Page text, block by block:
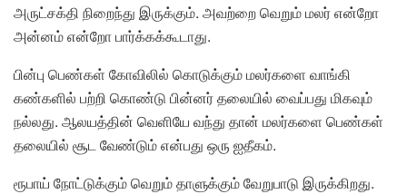
அருட்சக்தி நிறைந்து இருக்கும். அவற்றை வெறும் மலர் என்றோ
அன்னம் என்றோ பார்க்கக்கூடாது.
பின்பு பெண்கள் கோவிலில் கொடுக்கும் மலர்களை வாங்கி
கண்களில் பற்றி கொண்டு பின்னர் தலையில் வைப்பது மிகவும்
நல்லது. ஆலயத்தின் வெளியே வந்து தான் மலர்களை பெண்கள்
தலையில் சூட வேண்டும் என்பது ஒரு ஐதீகம்.
ரூபாய் நோட்டுக்கும் வெறும் தாளுக்கும் வேறுபாடு இருக்கிறது.